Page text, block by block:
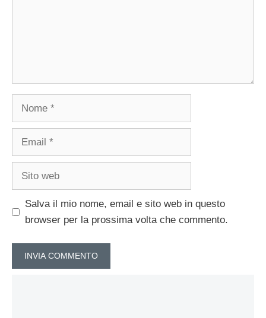
Nome
Email
Sito
Salva il mio nome, email e sito web in questo
browser per la prossima volta che commento.